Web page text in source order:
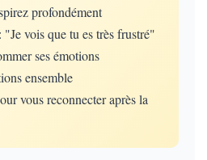
profondément
vois que tu es très frustré"
ses émotions
ensemble
vous reconnecter après la